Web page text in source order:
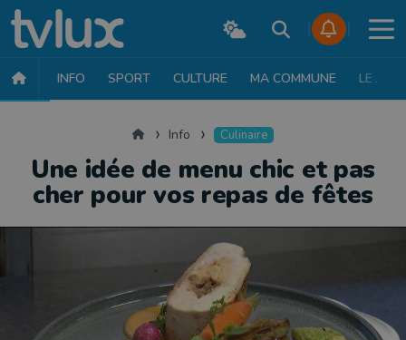
INFO SPORT CULTURE MA COMMUNE LE JT
AccueilInfo Culinaire
Une idée de menu chic et pas
cher pour vos repas de fêtes